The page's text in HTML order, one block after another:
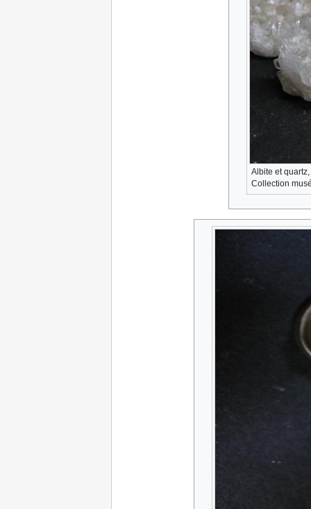
Albite et
Collection